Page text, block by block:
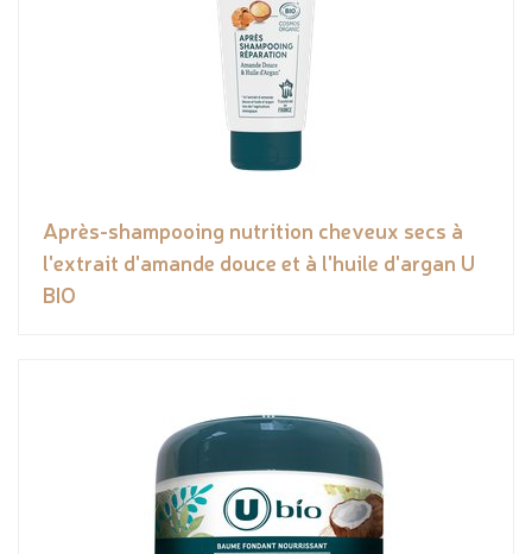
Après-shampooing nutrition cheveux secs à
l'extrait d'amande douce et à l'huile d'argan U
BIO